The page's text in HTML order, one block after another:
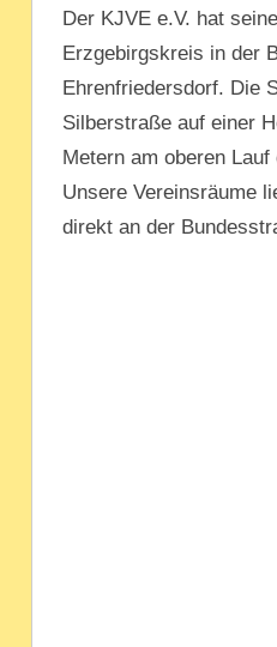
Der KJVE e.V. hat
Erzgebirgskreis in der
Ehrenfriedersdorf. Die
Silberstraße auf einer
Metern am oberen
Unsere Vereinsräume
direkt an der